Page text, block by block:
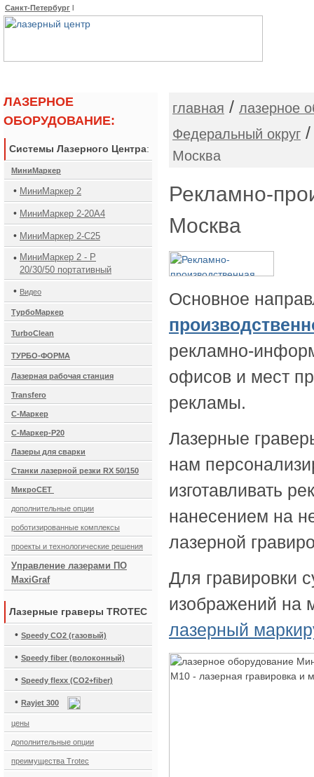
Санкт-Петербург l
ЛАЗЕРНОЕ
ОБОРУДОВАНИЕ:
Системы Лазерного Центра:
МиниМаркер
• МиниМаркер 2
• МиниМаркер 2-20А4
• МиниМаркер 2-C25
• МиниМаркер 2 - Р
20/30/50 портативный
• Видео
ТурбоМаркер
TurboClean
ТУРБО-ФОРМА
Лазерная рабочая станция
Transfero
С-Маркер
С-Маркер-Р20
Лазеры для сварки
Станки лазерной резки RX 50/150
МикроСЕТ
дополнительные опции
роботизированные комплексы
проекты и технологические решения
Управление лазерами ПО
MaxiGraf
Лазерные граверы TROTEC
• Speedy CO2 (газовый)
• Speedy fiber (волоконный)
• Speedy flexx (CO2+fiber)
• Rayjet 300
цены
дополнительные опции
преимущества Trotec
главная / лазерное
Федеральный округ
Москва
Рекламно-
Москва
Основное
рекламно-
офисов и мест
рекламы.
Лазерные
нам
изготавливать
нанесением на
лазерной
Для гравировки
изображений на
лазерный